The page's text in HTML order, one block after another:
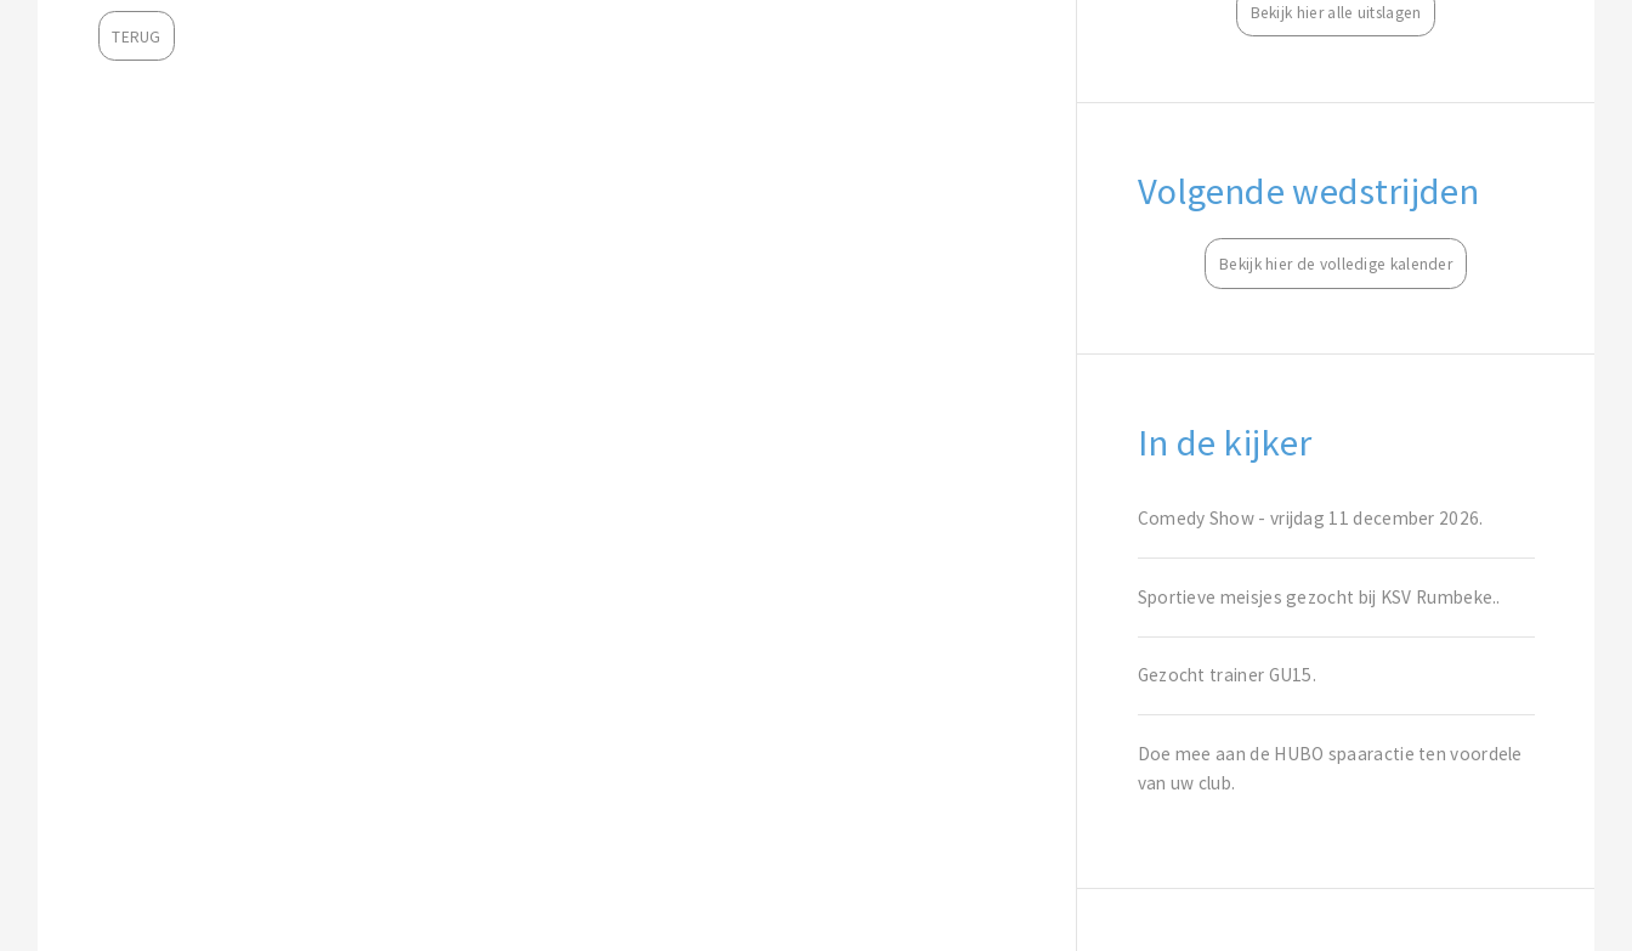
TERUG
Bekijk hier alle uitslagen
Volgende wedstrijden
Bekijk hier de volledige kalender
In de kijker
Comedy Show - vrijdag 11 december 2026.
Sportieve meisjes gezocht bij KSV Rumbeke..
Gezocht trainer GU15.
Doe mee aan de HUBO spaaractie ten voordele
van uw club.